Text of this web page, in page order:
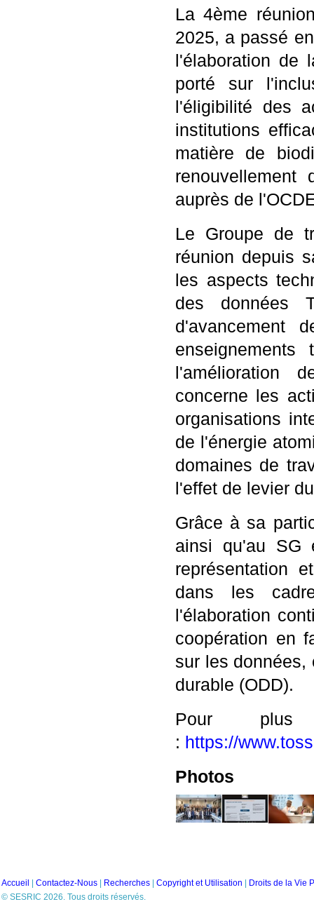
La 4ème
2025, a passé
l'élaboration de
porté sur
l'éligibilité des
institutions
matière de
auprès de
Le Groupe de
réunion depuis
les aspects
des données
d'avancement
l'amélioration
concerne les
organisations
de l'énergie
domaines de
l'effet de levier
Grâce à sa
ainsi qu'au SG
représentation
dans les
l'élaboration
coopération en
sur les données,
durable (ODD).
Pour plus
: https://
Photos
Accueil Contactez-Nous Recherches Copyright et Utilisation
Droits de la Vie
© SESRIC 2026. Tous droits réservés.